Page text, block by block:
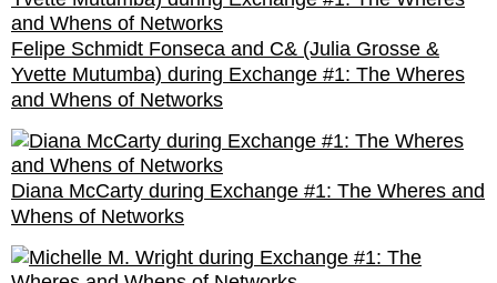
Felipe Schmidt Fonseca and C& (Julia Grosse &
Yvette Mutumba) during Exchange #1: The Wheres
and Whens of Networks
Diana McCarty during Exchange #1: The Wheres and
Whens of Networks